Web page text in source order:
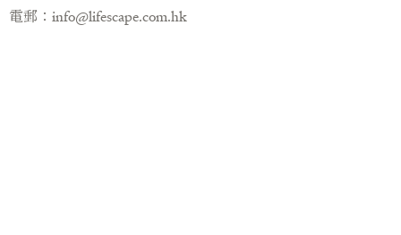
電郵： info@lifescape.com.hk